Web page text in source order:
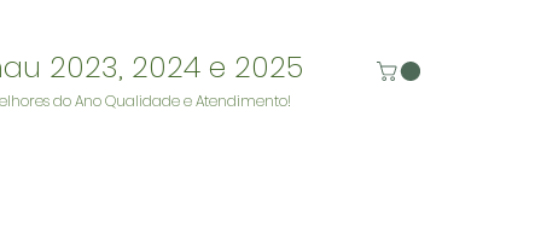
2023, 2024 e 2025
do Ano Qualidade e Atendimento!